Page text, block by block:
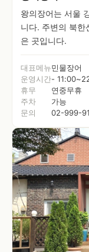
왕의장어는 서울
니다. 주변의 북한
은 곳입니다.
대표메뉴민물장어
운영시간-
휴무
연중무휴
주차
가능
문의
02-999-